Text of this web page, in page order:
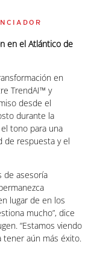
en el Atlántico de
en
TrendAI™ y
desde el
durante la
tono para una
de respuesta y el
de asesoría
lugar de en los
mucho”, dice
“Estamos viendo
tener aún más éxito.